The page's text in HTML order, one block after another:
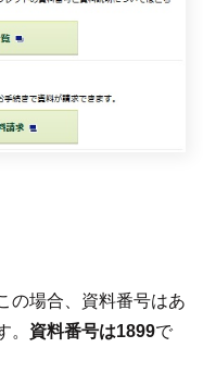
の場合、資料番号はあ
。 資料番号は1899で